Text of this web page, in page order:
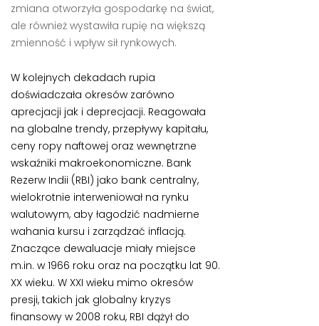
zmiana otworzyła gospodarkę na świat,
ale również wystawiła rupię na większą
zmienność i wpływ sił rynkowych.
W kolejnych dekadach rupia
doświadczała okresów zarówno
aprecjacji jak i deprecjacji. Reagowała
na globalne trendy, przepływy kapitału,
ceny ropy naftowej oraz wewnętrzne
wskaźniki makroekonomiczne. Bank
Rezerw Indii (RBI) jako bank centralny,
wielokrotnie interweniował na rynku
walutowym, aby łagodzić nadmierne
wahania kursu i zarządzać inflacją.
Znaczące dewaluacje miały miejsce
m.in. w 1966 roku oraz na początku lat 90.
XX wieku. W XXI wieku mimo okresów
presji, takich jak globalny kryzys
finansowy w 2008 roku, RBI dążył do